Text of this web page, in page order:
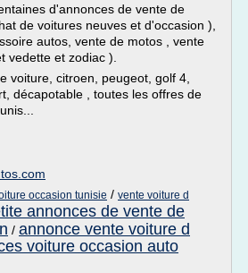
d'annonces de vente de
de voitures neuves et d'occasion ),
autos, vente de motos , vente
vedette et zodiac ).
voiture, citroen, peugeot, golf 4,
décapotable , toutes les offres de
occasion tunisie / vente voiture d
annonces de vente de
/ annonce vente voiture d
voiture occasion auto